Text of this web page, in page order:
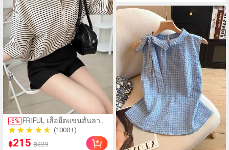
-6% FRIFUL เสื้อยืดแขนสั้นลาย
ทางคลื่นหลวมตัดกัน
สำหรับผู้หญิง, ชุดลำลองฤดู
ร้อน
(1000+)
300+ ขายแล้ว
(1000+)
300+ ขายแล้ว
฿215 ฿229